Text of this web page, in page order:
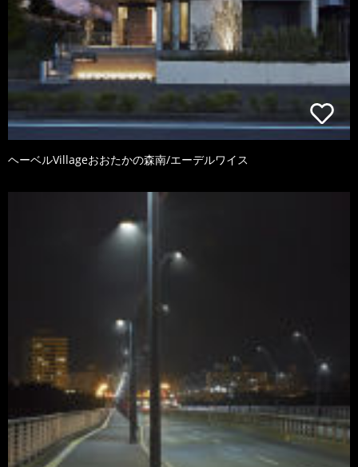
ヘーベルVillageおおたかの森南/エーデルワイス